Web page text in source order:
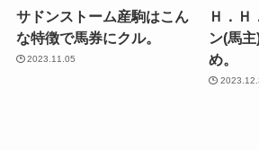
サドンストーム産駒はこん
な特徴で馬券にクル。
2023.11.05
Ｈ．Ｈ
ン(馬
め。